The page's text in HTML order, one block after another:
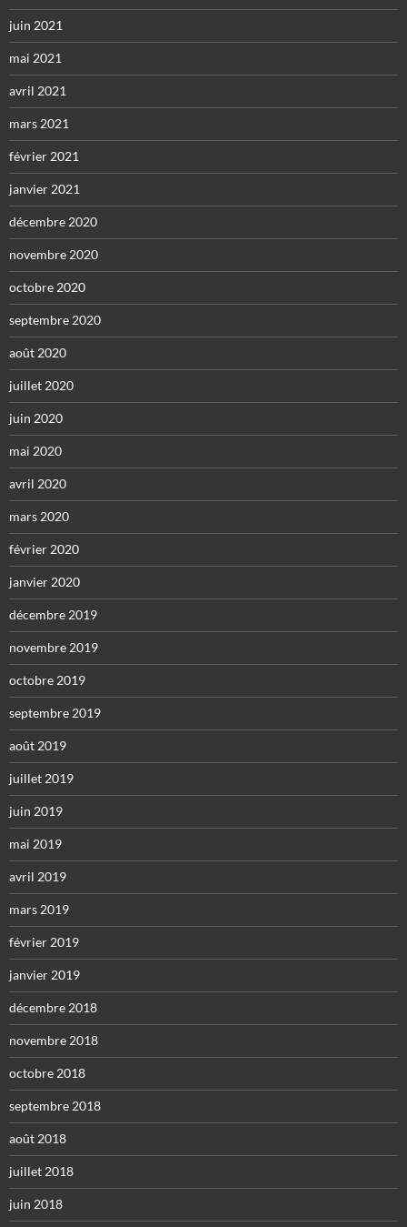
juin 2021
mai 2021
avril 2021
mars 2021
février 2021
janvier 2021
décembre 2020
novembre 2020
octobre 2020
septembre 2020
août 2020
juillet 2020
juin 2020
mai 2020
avril 2020
mars 2020
février 2020
janvier 2020
décembre 2019
novembre 2019
octobre 2019
septembre 2019
août 2019
juillet 2019
juin 2019
mai 2019
avril 2019
mars 2019
février 2019
janvier 2019
décembre 2018
novembre 2018
octobre 2018
septembre 2018
août 2018
juillet 2018
juin 2018